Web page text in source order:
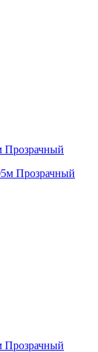
Прозрачный
Прозрачный